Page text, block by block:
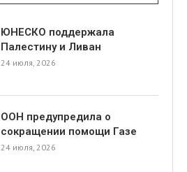
ЮНЕСКО поддержала
Палестину и Ливан
24 июля, 2026
ООН предупредила о
сокращении помощи Газе
24 июля, 2026